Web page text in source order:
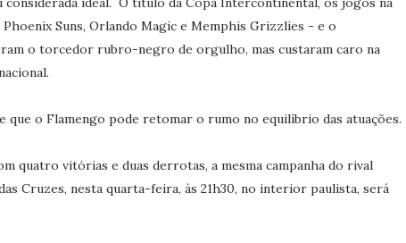
Suns, Orlando Magic e Memphis Grizzlies - e o
o torcedor rubro-negro de orgulho, mas custaram caro na
que o Flamengo pode retomar o rumo no equilíbrio das atuações.
quatro vitórias e duas derrotas, a mesma campanha do rival
Cruzes, nesta quarta-feira, às 21h30, no interior paulista, será